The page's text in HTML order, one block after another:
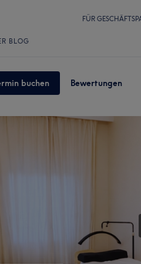
FÜR
BLOG
buchen Bewertungen